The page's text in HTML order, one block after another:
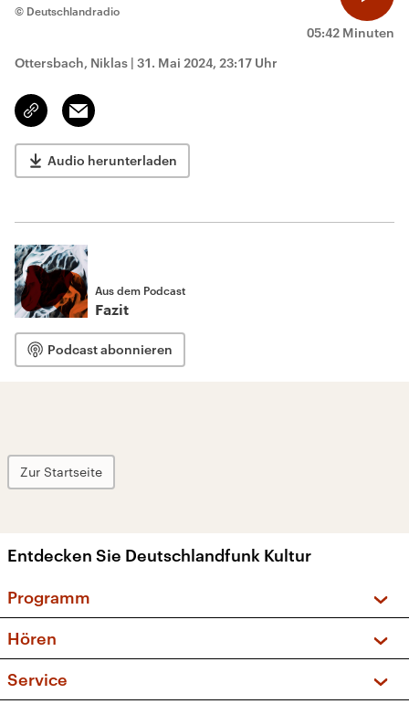
05:42 Minuten
© Deutschlandradio
Ottersbach, Niklas | 31. Mai 2024, 23:17 Uhr
Link
kopieren/teilen
Email
Audio herunterladen
Aus dem Podcast
Fazit
Podcast abonnieren
Zur Startseite
Entdecken Sie Deutschlandfunk Kultur
Programm
Sendungen und Podcasts
Musikliste
Hören
Service